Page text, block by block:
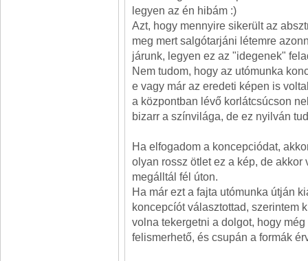
legyen az én hibám :)
Azt, hogy mennyire sikerült az
meg mert salgótarjáni létemre
járunk, legyen ez az "idegenek"
Nem tudom, hogy az utómunka
e vagy már az eredeti képen is
a központban lévő korlátcsúcson
bizarr a színvilága, de ez nyilván
Ha elfogadom a koncepciódat,
olyan rossz ötlet ez a kép, de akkor
megálltál fél úton.
Ha már ezt a fajta utómunka útján
koncepcíót választottad, szerintem
volna tekergetni a dolgot, hogy
felismerhető, és csupán a formák